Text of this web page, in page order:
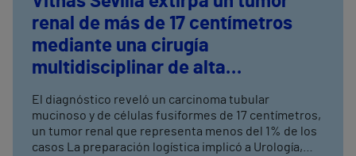
renal de más de 17 centímetros
mediante una cirugía
multidisciplinar de alta
El diagnóstico reveló un carcinoma tubular
mucinoso y de células fusiformes de 17 centímetros,
un tumor renal que representa menos del 1% de los
casos La preparación logística implicó a Urología,